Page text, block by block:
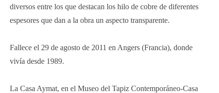
diversos entre los que destacan los hilo de cobre de diferentes
espesores que dan a la obra un aspecto transparente.
Fallece el 29 de agosto de 2011 en Angers (Francia), donde
vivía desde 1989.
La Casa Aymat, en el Museo del Tapiz Contemporáneo-Casa